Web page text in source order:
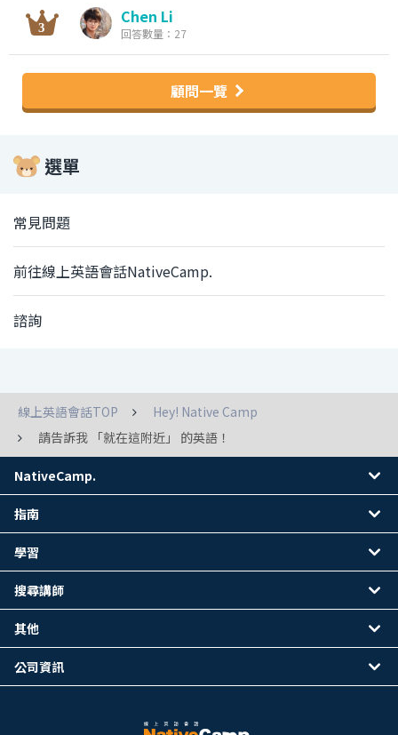
Chen Li
回答數量：27
顧問一覽
選單
常見問題
前往線上英語會話NativeCamp.
諮詢
線上英語會話TOP
Hey! Native Camp
請告訴我 「就在這附近」 的英語！
NativeCamp.
指南
學習
搜尋講師
其他
公司資訊